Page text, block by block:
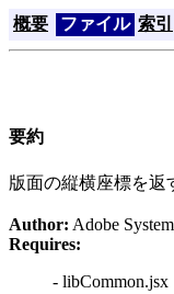
概要 ファイル 索引
要約
版面の縦横座標を返
Author: Adobe
Requires:
- libCommon.jsx